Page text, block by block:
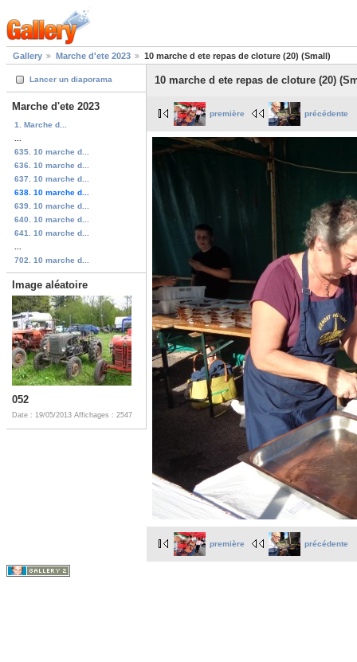
Gallery Marche d'ete 2023 10 marche d ete repas de cloture (20) (Small)
Lancer un diaporama
Marche d'ete 2023
1. Marche d...
635. 10 marche d...
636. 10 marche d...
637. 10 marche d...
638. 10 marche d...
639. 10 marche d...
640. 10 marche d...
641. 10 marche d...
702. 10 marche d...
Image aléatoire
052
Date : 19/05/2013 Affichages : 2547
10 marche d ete repas de cloture (20)
première précédente
première précédente